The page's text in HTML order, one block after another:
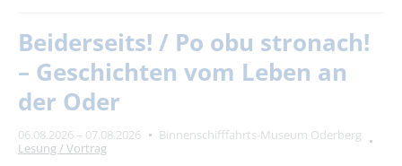
Beiderseits! / Po obu stronach!
– Geschichten vom Leben an
der Oder
06.08.2026 – 07.08.2026
Binnenschifffahrts-Museum Oderberg
Lesung / Vortrag